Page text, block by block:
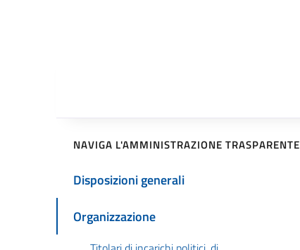
NAVIGA L'AMMINISTRAZIONE TRASPARENTE
Disposizioni generali
Organizzazione